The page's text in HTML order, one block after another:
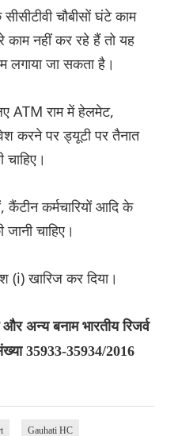
चौबीसों घंटे काम
काम नहीं कर रहे हैं तो यह
लगाया जा सकता है।
ATM राम में हेलमेट,
करने पर ड्यूटी पर तैनात
चाहिए।
कैंटीन कर्मचारियों आदि के
चाहिए।
(i) खारिज कर दिया।
अन्य बनाम भारतीय रिजर्व
35933-35934/2016
Gauhati HC